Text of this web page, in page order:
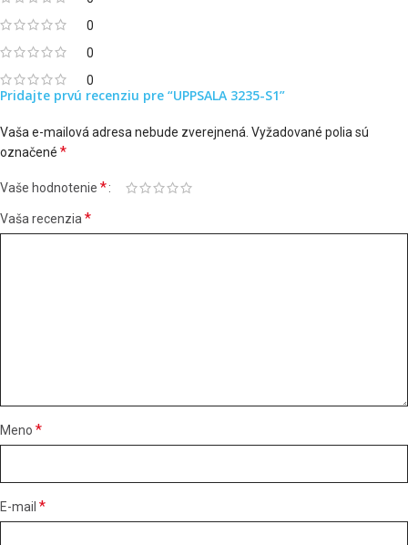
0
0
0
Pridajte prvú recenziu pre “UPPSALA 3235-S1”
Vaša e-mailová adresa nebude zverejnená. Vyžadované polia sú
označené *
Vaše hodnotenie *
Vaša recenzia *
Meno *
E-mail *